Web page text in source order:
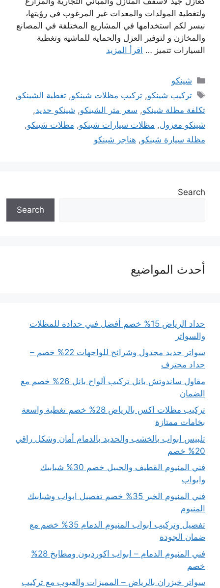
ولتغطية المولدات والمعدات غير المرغوب في رؤيتها،
نيسر لكم استخدامها في المشاريع المختلفة في المصانع
والمخازن و لتوفير العزل والحماية للماشية وتغطية
السيارات تتميز … اقرأ المزيد
التصنيفات
شينكو
الوسوم
تركيب شينكو,تركيب مظلات شينكو,تغطية الشينكو,
تكلفة مظلة شينكو, سعر متر الشينكو, شينكو حديد,
شينكو معزول, مظلات سيارات شينكو, مظلات شينكو,
مظلة سيارة شينكو, هناجر شينكو
Search
Search
أحدث المواضيع
حداد الرياض 15% خصم أفضل فني حدادة للمظلات
والسواتر
سواتر حديد مجدول وشرائح للواجهات 22% خصم –
حداد محترف
مقاول ساندوتش بانل تركيب ألواح بانل 26% خصم مع
الضمان
تركيب مظلات اكس بالرياض 28% خصم تغطية واسعة
بخامات ممتازة
تلبيس ابواب بالخشب والحديد بالدمام أمان وشكل راقي
20% خصم
فني المنيوم القطيف والجبيل خصم 30% شبابيك
وابواب
فني المنيوم الخبر 35% خصم تفصيل ابواب وشبابيك
المنيوم
تفصيل وتركيب ابواب المنيوم الدمام 35% خصم مع
ضمان الجودة
فني المنيوم الدمام – ابواب اكورديون ومطابخ 28%
خصم
سواتر خيزران بالرياض – المميزات والعيوب مع تركيب